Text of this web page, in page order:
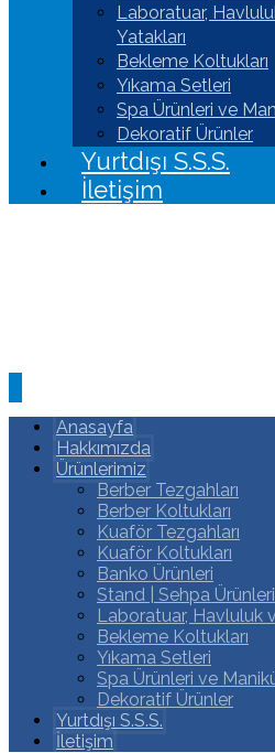
Laboratuar,
Yatakları
Bekleme Koltukları
Yıkama Setleri
Spa Ürünleri ve
Dekoratif Ürünler
Yurtdışı S.S.S.
İletişim
Anasayfa
Hakkımızda
Ürünlerimiz
Berber Tezgahları
Berber Koltukları
Kuaför Tezgahları
Kuaför Koltukları
Banko Ürünleri
Stand | Sehpa Ürünleri
Laboratuar, Havluluk
Bekleme Koltukları
Yıkama Setleri
Spa Ürünleri ve
Dekoratif Ürünler
Yurtdışı S.S.S.
İletişim